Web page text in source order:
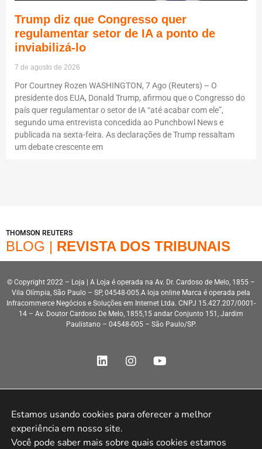
Trump diz que Congresso quer
regulamentar setor de IA a ponto de
inviabilizá-lo
7 de agosto de 2026
Por Courtney Rozen WASHINGTON, 7 Ago (Reuters) – O
presidente dos EUA, Donald Trump, afirmou que o Congresso do
país quer regulamentar o setor de IA “até acabar com ele”,
segundo uma entrevista concedida ao Punchbowl News e
publicada na sexta-feira. As declarações de Trump ressaltam
um debate crescente em
THOMSON REUTERS
BLOG | REVISTA DOS TRIBUNAIS
© Copyright 2022 – Loja | A Loja é operada na Av. Dr. Cardoso de Melo, 1855 –
Vila Olímpia, São Paulo – SP, 04548-005.A loja online Marca é operada pela
Infracommerce Negócios e Soluções em Internet Ltda. CNPJ 15.427.207/0001-
14 – Av. Doutor Cardoso De Melo, 1855,15 andar Conjunto 151, Jardim
Paulistano – 04548-005 – São Paulo/SP.
Desenvolvimento HeroStar
Estamos usando cookies para oferecer a melhor
experiência em nosso site.
Você pode saber mais sobre quais cookies estamos